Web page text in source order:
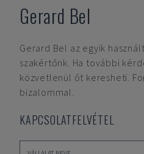
Gerard Bel
Gerard Bel az egyik
szakértőnk. Ha további
közvetlenül őt keresheti.
bizalommal.
KAPCSOLATFELVÉTEL